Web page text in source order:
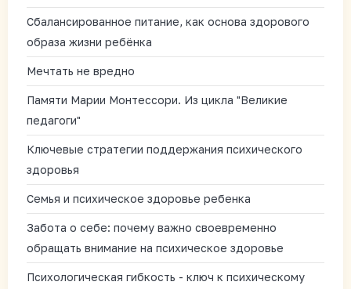
Сбалансированное питание, как основа здорового
образа жизни ребёнка
Мечтать не вредно
Памяти Марии Монтессори. Из цикла "Великие
педагоги"
Ключевые стратегии поддержания психического
здоровья
Семья и психическое здоровье ребенка
Забота о себе: почему важно своевременно
обращать внимание на психическое здоровье
Психологическая гибкость - ключ к психическому